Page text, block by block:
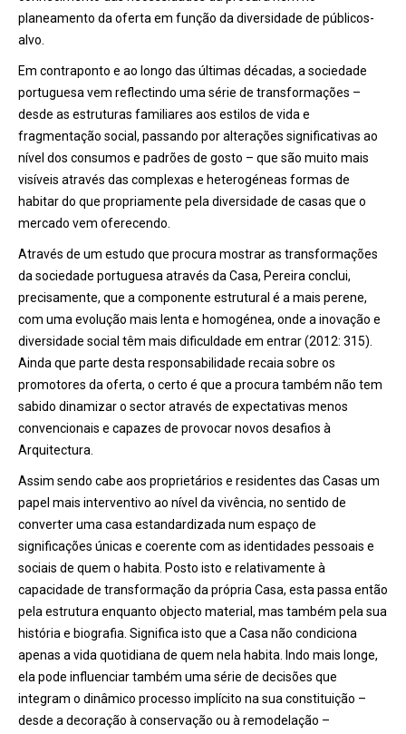
planeamento da oferta em função da diversidade de públicos-
alvo.
Em contraponto e ao longo das últimas décadas, a sociedade
portuguesa vem reflectindo uma série de transformações –
desde as estruturas familiares aos estilos de vida e
fragmentação social, passando por alterações significativas ao
nível dos consumos e padrões de gosto – que são muito mais
visíveis através das complexas e heterogéneas formas de
habitar do que propriamente pela diversidade de casas que o
mercado vem oferecendo.
Através de um estudo que procura mostrar as transformações
da sociedade portuguesa através da Casa, Pereira conclui,
precisamente, que a componente estrutural é a mais perene,
com uma evolução mais lenta e homogénea, onde a inovação e
diversidade social têm mais dificuldade em entrar (2012: 315).
Ainda que parte desta responsabilidade recaia sobre os
promotores da oferta, o certo é que a procura também não tem
sabido dinamizar o sector através de expectativas menos
convencionais e capazes de provocar novos desafios à
Arquitectura.
Assim sendo cabe aos proprietários e residentes das Casas um
papel mais interventivo ao nível da vivência, no sentido de
converter uma casa estandardizada num espaço de
significações únicas e coerente com as identidades pessoais e
sociais de quem o habita. Posto isto e relativamente à
capacidade de transformação da própria Casa, esta passa então
pela estrutura enquanto objecto material, mas também pela sua
história e biografia. Significa isto que a Casa não condiciona
apenas a vida quotidiana de quem nela habita. Indo mais longe,
ela pode influenciar também uma série de decisões que
integram o dinâmico processo implícito na sua constituição –
desde a decoração à conservação ou à remodelação –